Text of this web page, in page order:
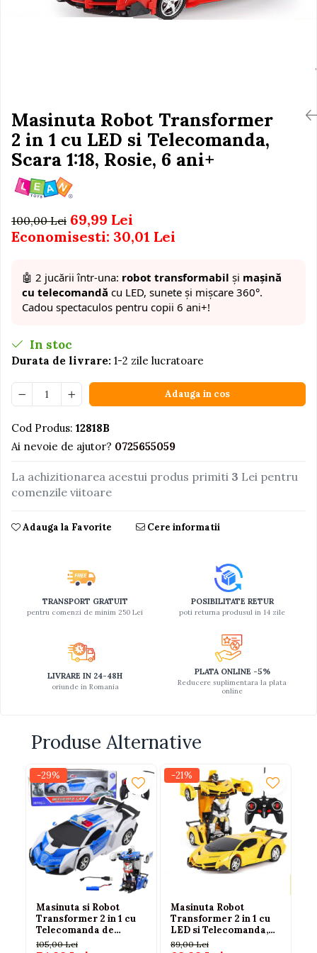
Jucarii de baie
Figurine
Ateliere si unelte
Blocuri de constructie
Covorase de dans
De plus
Fotolii gonflabile
Jocuri de indemanare
Jocuri sportive
Jucarii educative din lemn
Motociclete
Muzica si instrumente
Pistoale
Plastilina
Proiectoare
Saltelute si centre de activitati
Set Avioane si submarine
Seturi de rufe
Trenuri cu sine
Vehicule de constructii
Ingrijire cosmetica mamici
Masinuta Robot Transformer
2 in 1 cu LED si Telecomanda,
Scara 1:18, Rosie, 6 ani+
100,00 Lei 69,99 Lei
Economisesti: 30,01 Lei
🤖 2 jucării într-una: robot transformabil și mașină
cu telecomandă cu LED, sunete și mișcare 360°.
Cadou spectaculos pentru copii 6 ani+!
In stoc
Durata de livrare: 1-2 zile lucratoare
Adauga in cos
Cod Produs: 12818B
Ai nevoie de ajutor? 0725655059
La achizitionarea acestui produs primiti 3 Lei pentru
comenzile viitoare
Adauga la Favorite Cere informatii
TRANSPORT GRATUIT
pentru comenzi de minim 250 Lei
POSIBILITATE RETUR
poti returna produsul in 14 zile
LIVRARE IN 24-48H
oriunde in Romania
PLATA ONLINE -5%
Reducere suplimentara la plata
online
Produse Alternative
-29%
Masinuta si Robot
Transformer 2 in 1 cu
Telecomanda de
Politie, cu Lumini si
105,00 Lei
-21%
Masinuta Robot
Transformer 2 in 1 cu
LED si Telecomanda,
Scara 1:18, Galbena, 6
89,00 Lei